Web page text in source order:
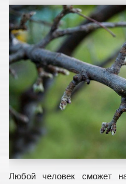
Купить
Животноводство
Советы фермерам
Содержание и уход
Корма
Бизнес план
Книги
Растениеводство
Любой человек сможет